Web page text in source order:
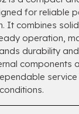
for reliable
. It combines
operation,
durability
components
service
.